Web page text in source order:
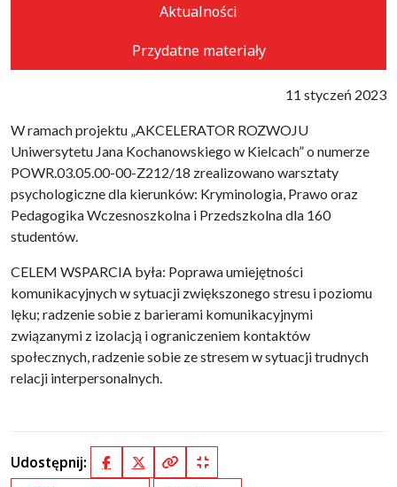
Aktualności
Przydatne materiały
11 styczeń 2023
W ramach projektu „AKCELERATOR ROZWOJU
Uniwersytetu Jana Kochanowskiego w Kielcach” o numerze
POWR.03.05.00-00-Z212/18 zrealizowano warsztaty
psychologiczne dla kierunków: Kryminologia, Prawo oraz
Pedagogika Wczesnoszkolna i Przedszkolna dla 160
studentów.
CELEM WSPARCIA była: Poprawa umiejętności
komunikacyjnych w sytuacji zwiększonego stresu i poziomu
lęku; radzenie sobie z barierami komunikacyjnymi
związanymi z izolacją i ograniczeniem kontaktów
społecznych, radzenie sobie ze stresem w sytuacji trudnych
relacji interpersonalnych.
Udostępnij: FacebookX (Twitter)
Kopiuj pełny link
Kopiuj krótki link